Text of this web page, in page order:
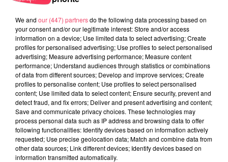
We and our (447) partnersdo the following data processing based on
your consent and/or our legitimate interest: Store and/or access
information on a device; Use limited data to select advertising; Create
profiles for personalised advertising; Use profiles to select personalised
advertising; Measure advertising performance; Measure content
performance; Understand audiences through statistics or combinations
of data from different sources; Develop and improve services; Create
profiles to personalise content; Use profiles to select personalised
content; Use limited data to select content; Ensure security, prevent and
detect fraud, and fix errors; Deliver and present advertising and content;
Save and communicate privacy choices. These technologies may
process personal data such as IP address and browsing data to offer
following functionalities: Identify devices based on information actively
requested; Use precise geolocation data; Match and combine data from
other data sources; Link different devices; Identify devices based on
information transmitted automatically.